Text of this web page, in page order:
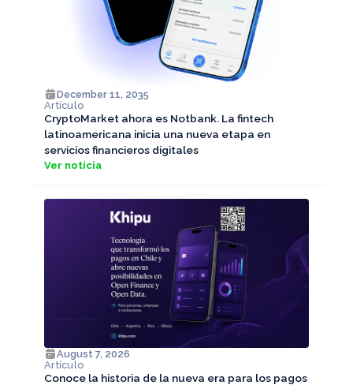
December 11, 2035
Artículo
CryptoMarket ahora es Notbank. La fintech
latinoamericana inicia una nueva etapa en
servicios financieros digitales
Ver noticia
August 7, 2026
Artículo
Conoce la historia de la nueva era para los pagos